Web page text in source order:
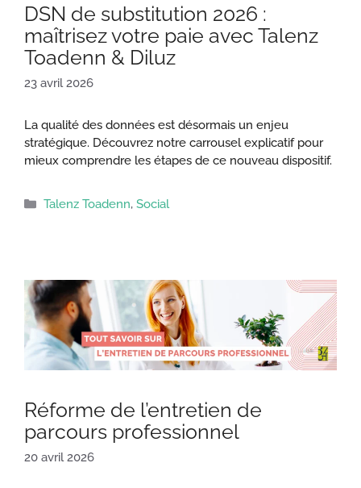
DSN de substitution 2026 :
maîtrisez votre paie avec Talenz
Toadenn & Diluz
23 avril 2026
La qualité des données est désormais un enjeu
stratégique. Découvrez notre carrousel explicatif pour
mieux comprendre les étapes de ce nouveau dispositif.
Catégories
Talenz Toadenn, Social
Réforme de l’entretien de
parcours professionnel
20 avril 2026